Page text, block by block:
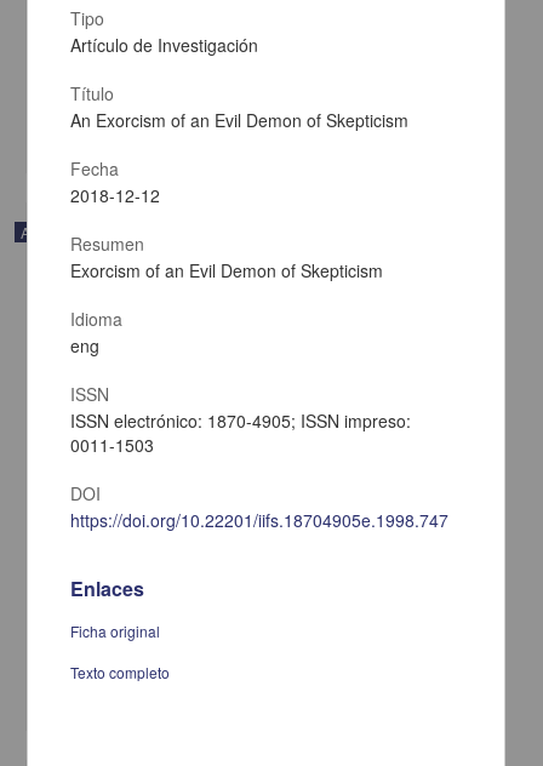
The Theory of Meaning and the Practice of Communication
Stroud, Barry - Instituto de Investigaciones Filosóficas, UNAM
Artes y Humanidades
Artículo
Beside Ones Self: Thinking and the Divided Mind
2018-12-11
Tipo
Artículo de Investigación
Título
An Exorcism of an Evil Demon of Skepticism
Fecha
2018-12-12
Resumen
Exorcism of an Evil Demon of Skepticism
Idioma
eng
ISSN
ISSN electrónico: 1870-4905; ISSN impreso:
0011-1503
DOI
https://doi.org/10.22201/iifs.18704905e.1998.747
Enlaces
Ficha original
Texto completo